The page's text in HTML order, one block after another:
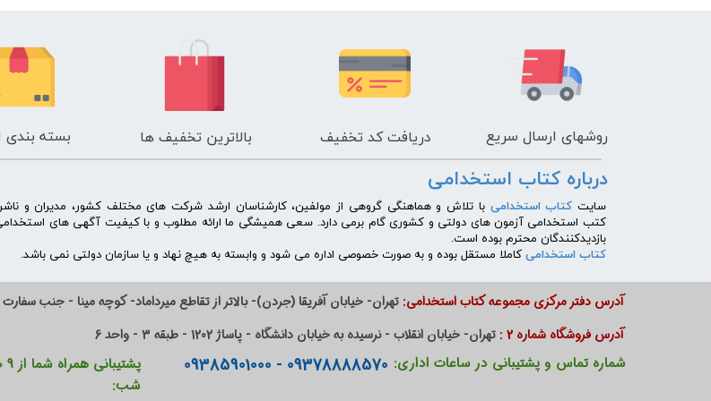
روشهای ارسال سریع دریافت کد تخفیف بالاترین تخفیف ها بسته بندی
درباره کتاب استخدامی
​سایت کتاب استخدامی با تلاش و هماهنگی گروهی از مولفین، کارشناسان ارشد شرکت های مختلف کشور، مدیران و
کتب استخدامی آزمون های دولتی و کشوری گام برمی دارد. سعی همیشگی ما ارائه مطلوب و با کیفیت آگهی های
بازدیدکنندگان محترم بوده است.
کتاب استخدامی کاملا مستقل بوده و به صورت خصوصی اداره می شود و وابسته به هیچ نهاد و یا سازمان دولتی نمی باشد.
شماره تماس و پشتیبانی در ساعات اداری:
آدرس دفتر مرکزی مجموعه کتاب استخدامی:تهران- خیابان آفریقا (جردن)- بالاتر از تقاطع میرداماد- کوچه مینا - جنب سفارت
شب:
آدرس فروشگاه شماره 2 : تهران- خیابان انقلاب - نرسیده به خیابان دانشگاه - پاساژ 1202 - طبقه 3 - واحد 6